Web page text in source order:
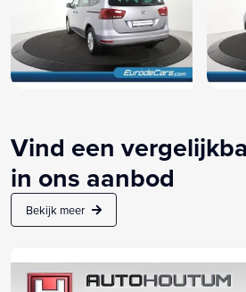
Vind een
in ons aanbod
Bekijk meer